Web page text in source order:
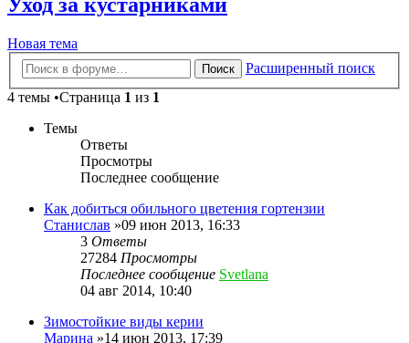
Уход за кустарниками
Новая тема
Поиск
Расширенный поиск
4 темы •Страница 1 из 1
Темы
Ответы
Просмотры
Последнее сообщение
Как добиться обильного цветения гортензии
Станислав »09 июн 2013, 16:33
3 Ответы
27284 Просмотры
Последнее сообщение Svetlana
04 авг 2014, 10:40
Зимостойкие виды керии
Марина »14 июн 2013, 17:39